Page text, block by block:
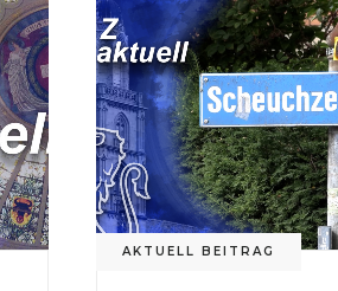
AKTUELL BEITRAG